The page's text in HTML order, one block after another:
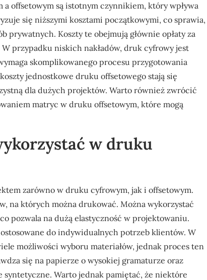
offsetowym są istotnym czynnikiem, który wpływa
się niższymi kosztami początkowymi, co sprawia,
prywatnych. Koszty te obejmują głównie opłaty za
W przypadku niskich nakładów, druk cyfrowy jest
skomplikowanego procesu przygotowania
jednostkowe druku offsetowego stają się
dla dużych projektów. Warto również zwrócić
matryc w druku offsetowym, które mogą
w druku
zarówno w druku cyfrowym, jak i offsetowym.
na których można drukować. Można wykorzystać
pozwala na dużą elastyczność w projektowaniu.
do indywidualnych potrzeb klientów. W
możliwości wyboru materiałów, jednak proces ten
się na papierze o wysokiej gramaturze oraz
Warto jednak pamiętać, że niektóre